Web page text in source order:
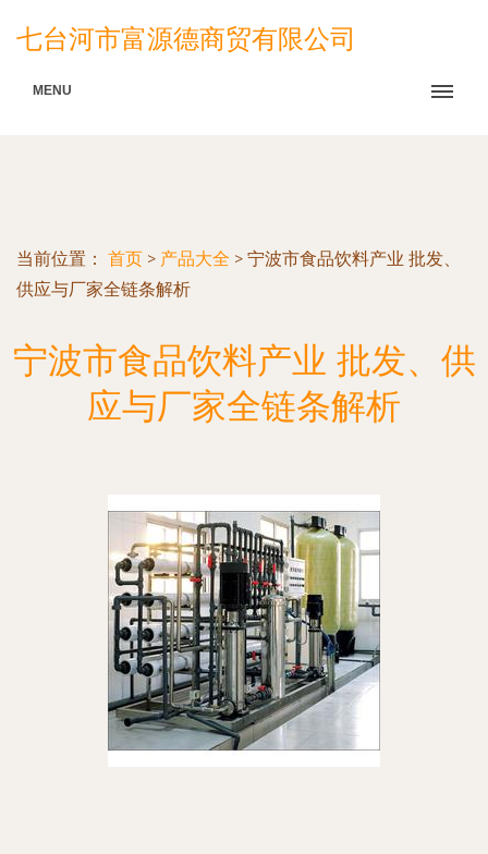
七台河市富源德商贸有限公司
MENU
当前位置： 首页 > 产品大全 > 宁波市食品饮料产业 批发、
供应与厂家全链条解析
宁波市食品饮料产业 批发、供
应与厂家全链条解析